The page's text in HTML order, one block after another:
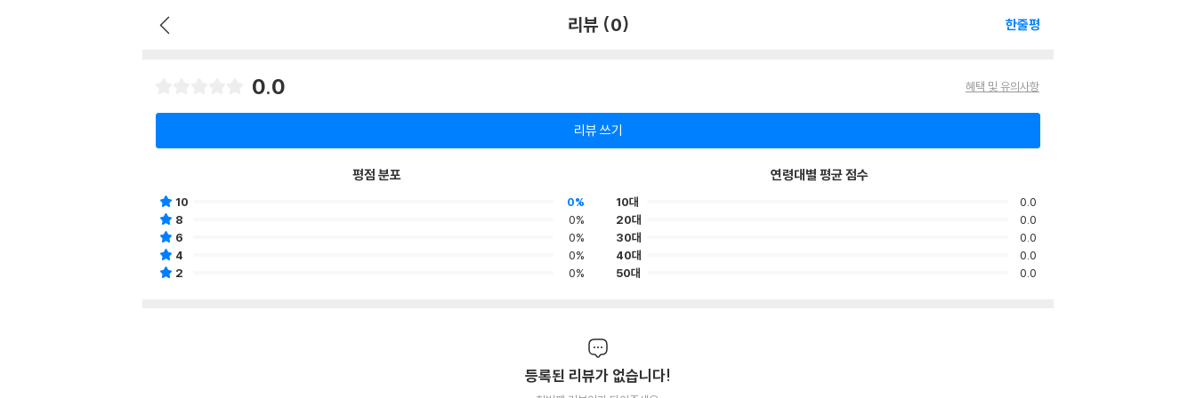
리뷰 (0) 한줄평
0.0 혜택 및 유의사항
리뷰 쓰기
평점 분포
10
0%
8
0%
6
0%
4
0%
2
0%
연령대별 평균 점수
10대
0.0
20대
0.0
30대
0.0
40대
0.0
50대
0.0
등록된 리뷰가 없습니다!